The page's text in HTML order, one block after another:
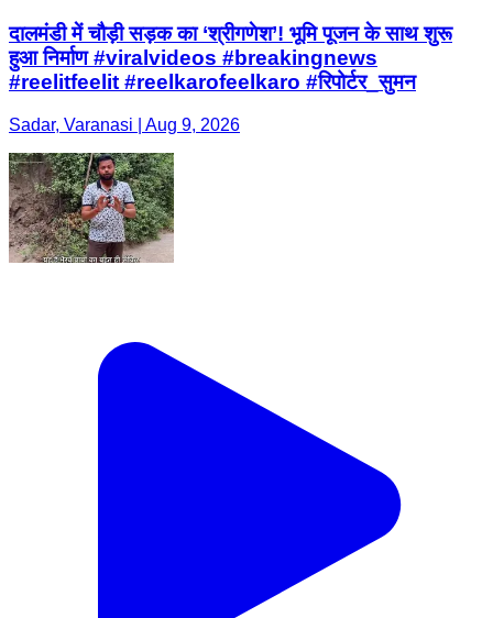
दालमंडी में चौड़ी सड़क का ‘श्रीगणेश’! भूमि पूजन के साथ शुरू
हुआ निर्माण #viralvideos #breakingnews
#reelitfeelit #reelkarofeelkaro #रिपोर्टर_सुमन
Sadar, Varanasi | Aug 9, 2026